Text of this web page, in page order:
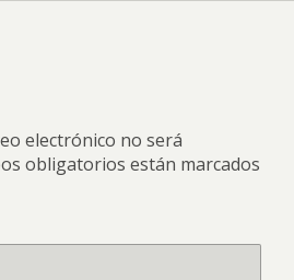
electrónico no será
obligatorios están marcados